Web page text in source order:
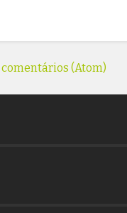
(Atom)